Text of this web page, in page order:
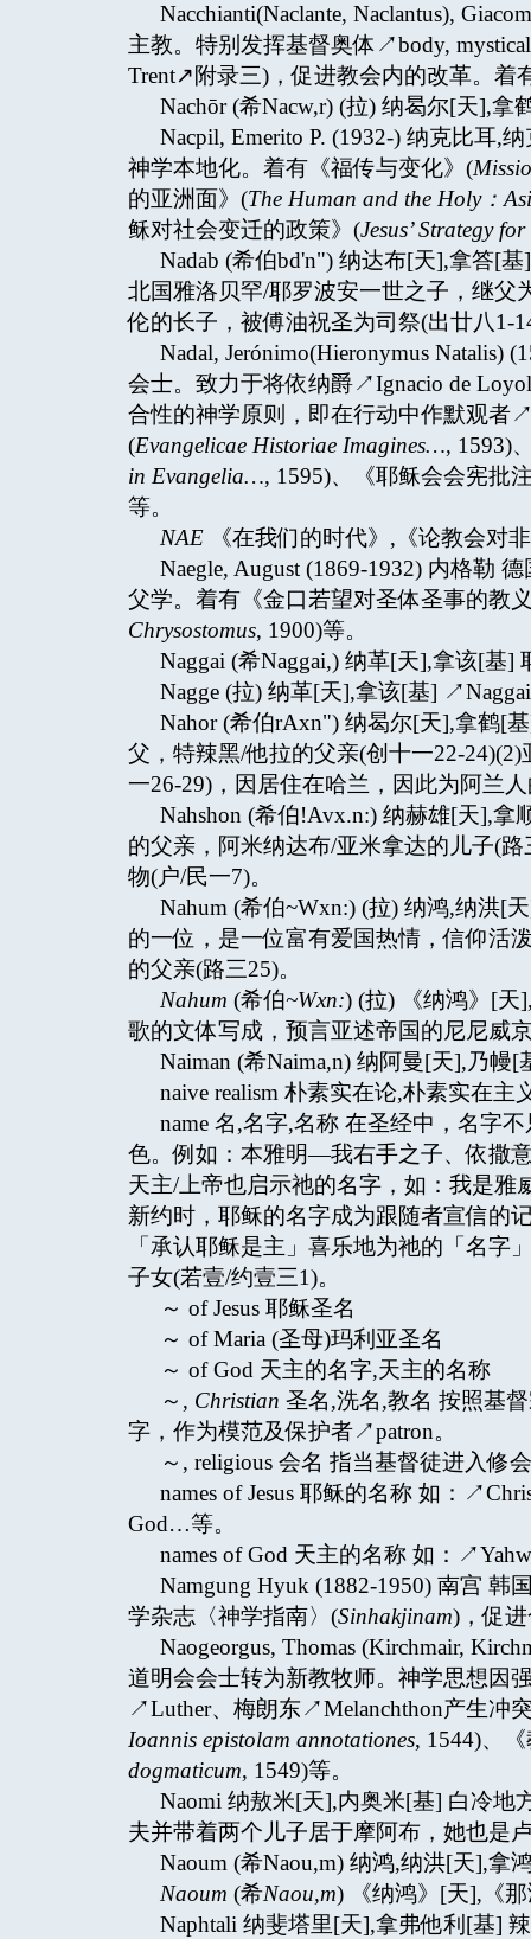
Nacchianti(Naclante, Naclantus),
主教。特别发挥基督奥体↗body,
Trent↗附录三)，促进教会内的改革。着
Nachōr (希Nacw,r) (拉) 纳曷尔[天],拿
Nacpil, Emerito P. (1932-) 纳克比耳,
神学本地化。着有《福传与变化》(
的亚洲面》(The Human and the Holy：
稣对社会变迁的政策》(Jesus’ Strategy
Nadab (希伯bd'n") 纳达布[天],拿答[
北国雅洛贝罕/耶罗波安一世之子，继父
伦的长子，被傅油祝圣为司祭(出廿八1-
Nadal, Jerónimo(Hieronymus Natalis)
会士。致力于将依纳爵↗Ignacio de
合性的神学原则，即在行动中作默观者
(Evangelicae Historiae Imagines…, 1593)
in Evangelia…, 1595)、《耶稣会会宪批
等。
NAE《在我们的时代》,《论教会对
Naegle, August (1869-1932) 内格勒
父学。着有《金口若望对圣体圣事的教
Chrysostomus, 1900)等。
Naggai (希Naggai,) 纳革[天],拿该[基
Nagge (拉) 纳革[天],拿该[基] ↗Naggai
Nahor (希伯rAxn") 纳曷尔[天],拿鹤[
父，特辣黑/他拉的父亲(创十一22-
一26-29)，因居住在哈兰，因此为阿兰
Nahshon (希伯!Avx.n:) 纳赫雄[天],
的父亲，阿米纳达布/亚米拿达的儿子(
物(户/民一7)。
Nahum (希伯~Wxn:) (拉) 纳鸿,纳洪[
的一位，是一位富有爱国热情，信仰活
的父亲(路三25)。
Nahum (希伯~Wxn:) (拉) 《纳鸿》[天
歌的文体写成，预言亚述帝国的尼尼威
Naiman (希Naima,n) 纳阿曼[天],乃幔[
naive realism 朴素实在论,朴素实在主
name 名,名字,名称 在圣经中，名字
色。例如：本雅明—我右手之子、依撒
天主/上帝也启示祂的名字，如：我是雅
新约时，耶稣的名字成为跟随者宣信的
「承认耶稣是主」喜乐地为祂的「名字
子女(若壹/约壹三1)。
～ of Jesus 耶稣圣名
～ of Maria (圣母)玛利亚圣名
～ of God 天主的名字,天主的名称
～, Christian 圣名,洗名,教名 按照基
字，作为模范及保护者↗patron。
～, religious 会名 指当基督徒进入修
names of Jesus 耶稣的名称 如：
God…等。
names of God 天主的名称 如：
Namgung Hyuk (1882-1950) 南宫
学杂志〈神学指南〉(Sinhakjinam)，促
Naogeorgus, Thomas (Kirchmair,
道明会会士转为新教牧师。神学思想因
↗Luther、梅朗东↗Melanchthon产生冲
Ioannis epistolam annotationes, 1544)、
dogmaticum, 1549)等。
Naomi 纳敖米[天],内奥米[基] 白冷地
夫并带着两个儿子居于摩阿布，她也是
Naoum (希Naou,m) 纳鸿,纳洪[天],拿
Naoum (希Naou,m) 《纳鸿》[天],《
Naphtali 纳斐塔里[天],拿弗他利[基]